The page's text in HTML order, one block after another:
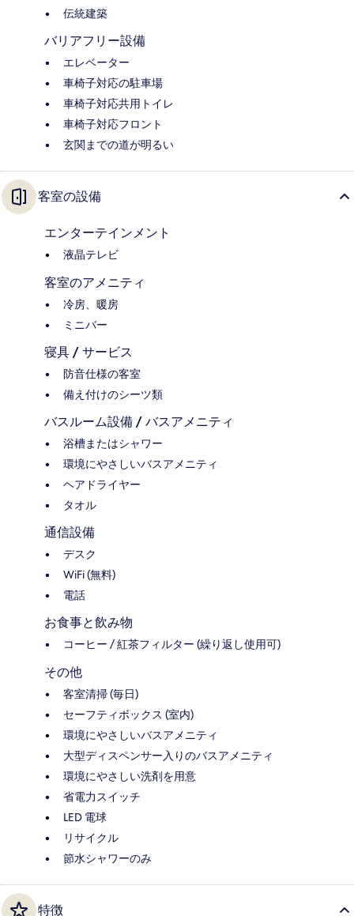
伝統建築
バリアフリー設備
エレベーター
車椅子対応の駐車場
車椅子対応共用トイレ
車椅子対応フロント
玄関までの道が明るい
客室の設備
エンターテインメント
液晶テレビ
客室のアメニティ
冷房、暖房
ミニバー
寝具 / サービス
防音仕様の客室
備え付けのシーツ類
バスルーム設備 / バスアメニティ
浴槽またはシャワー
環境にやさしいバスアメニティ
ヘアドライヤー
タオル
通信設備
デスク
WiFi (無料)
電話
お食事と飲み物
コーヒー / 紅茶フィルター (繰り返し使用可)
その他
客室清掃 (毎日)
セーフティボックス (室内)
環境にやさしいバスアメニティ
大型ディスペンサー入りのバスアメニティ
環境にやさしい洗剤を用意
省電力スイッチ
LED 電球
リサイクル
節水シャワーのみ
特徴